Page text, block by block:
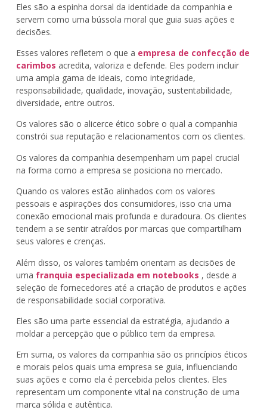
Eles são a espinha dorsal da identidade da companhia e
servem como uma bússola moral que guia suas ações e
decisões.
Esses valores refletem o que a empresa de confecção de
carimbos acredita, valoriza e defende. Eles podem incluir
uma ampla gama de ideais, como integridade,
responsabilidade, qualidade, inovação, sustentabilidade,
diversidade, entre outros.
Os valores são o alicerce ético sobre o qual a companhia
constrói sua reputação e relacionamentos com os clientes.
Os valores da companhia desempenham um papel crucial
na forma como a empresa se posiciona no mercado.
Quando os valores estão alinhados com os valores
pessoais e aspirações dos consumidores, isso cria uma
conexão emocional mais profunda e duradoura. Os clientes
tendem a se sentir atraídos por marcas que compartilham
seus valores e crenças.
Além disso, os valores também orientam as decisões de
uma franquia especializada em notebooks , desde a
seleção de fornecedores até a criação de produtos e ações
de responsabilidade social corporativa.
Eles são uma parte essencial da estratégia, ajudando a
moldar a percepção que o público tem da empresa.
Em suma, os valores da companhia são os princípios éticos
e morais pelos quais uma empresa se guia, influenciando
suas ações e como ela é percebida pelos clientes. Eles
representam um componente vital na construção de uma
marca sólida e autêntica.